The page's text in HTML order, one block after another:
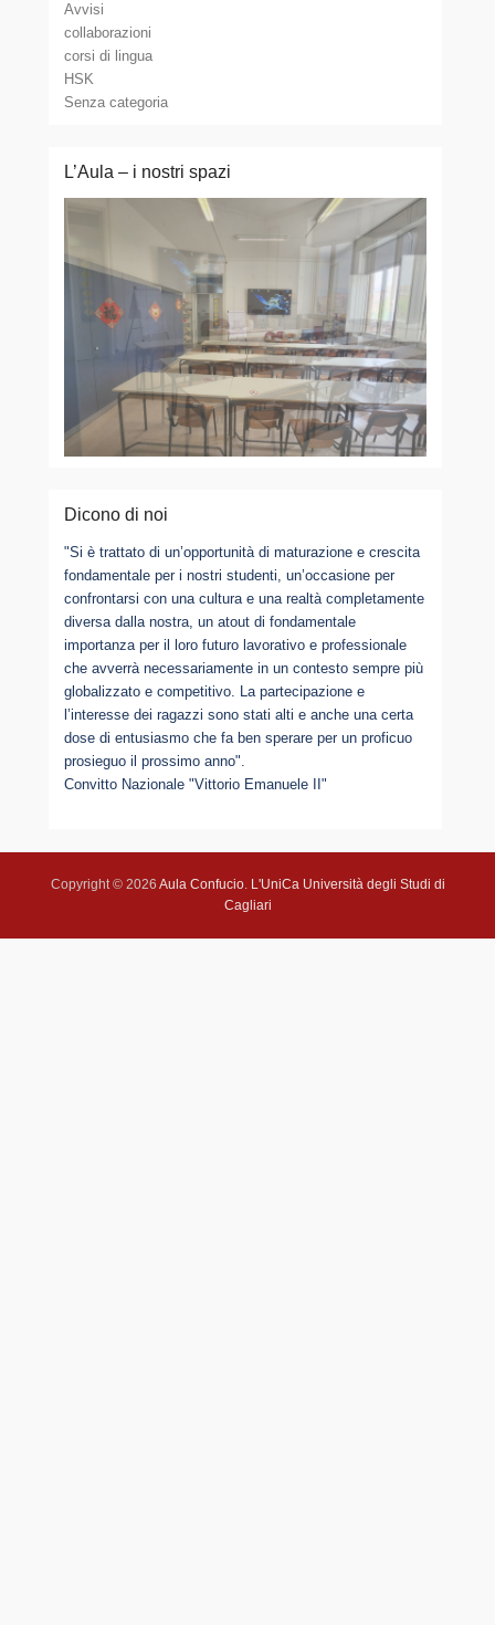
Avvisi
collaborazioni
corsi di lingua
HSK
Senza categoria
L’Aula – i nostri spazi
Dicono di noi
"Si è trattato di un’opportunità di maturazione e crescita
fondamentale per i nostri studenti, un’occasione per
confrontarsi con una cultura e una realtà completamente
diversa dalla nostra, un atout di fondamentale
importanza per il loro futuro lavorativo e professionale
che avverrà necessariamente in un contesto sempre più
globalizzato e competitivo. La partecipazione e
l’interesse dei ragazzi sono stati alti e anche una certa
dose di entusiasmo che fa ben sperare per un proficuo
prosieguo il prossimo anno".
Convitto Nazionale "Vittorio Emanuele II"
Copyright © 2026 Aula Confucio. L'UniCa Università degli Studi di
Cagliari